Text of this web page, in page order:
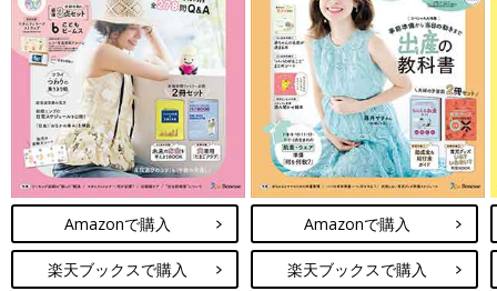
Amazonで購入
楽天ブックスで購入
Amazonで購入
楽天ブックスで購入